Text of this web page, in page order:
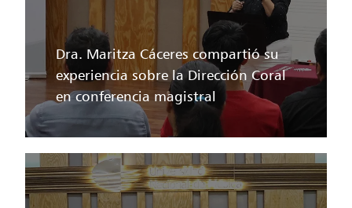
Dra. Maritza Cáceres compartió su
experiencia sobre la Dirección Coral
en conferencia magistral